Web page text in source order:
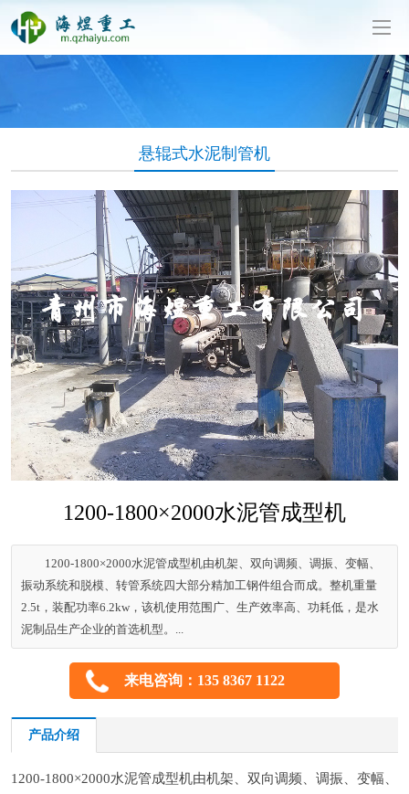
泥制管机生产厂家-山东海煜重工有限公司
悬辊式水泥制管机
1200-1800×2000水泥管成型机
1200-1800×2000水泥管成型机由机架、双向调频、调振、变幅、
振动系统和脱模、转管系统四大部分精加工钢件组合而成。整机重量
2.5t，装配功率6.2kw，该机使用范围广、生产效率高、功耗低，是水
泥制品生产企业的首选机型。...
来电咨询：135 8367 1122
产品介绍
1200-1800×2000水泥管成型机由机架、双向调频、调振、变幅、